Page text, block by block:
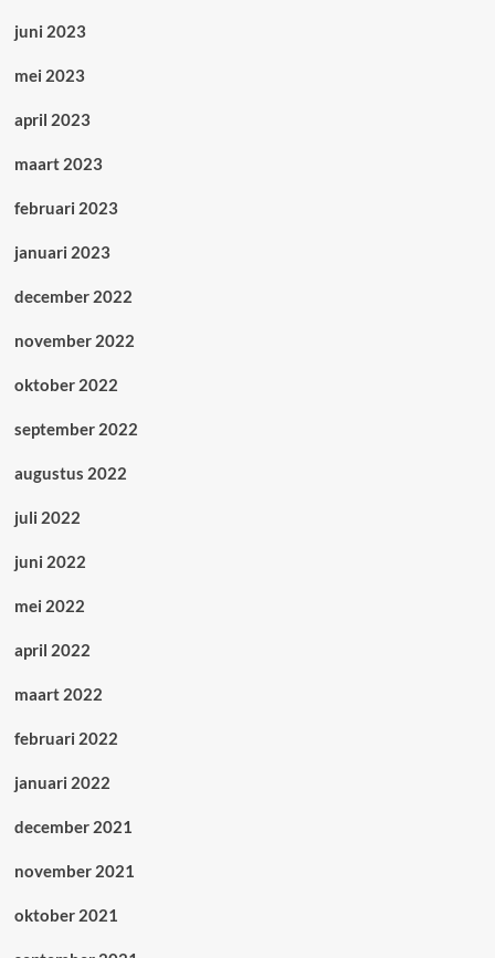
juni 2023
mei 2023
april 2023
maart 2023
februari 2023
januari 2023
december 2022
november 2022
oktober 2022
september 2022
augustus 2022
juli 2022
juni 2022
mei 2022
april 2022
maart 2022
februari 2022
januari 2022
december 2021
november 2021
oktober 2021